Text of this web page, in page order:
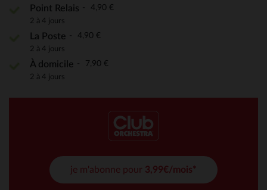
Point Relais 4,90 €
2 à 4 jours
La Poste 4,90 €
2 à 4 jours
À domicile 7,90 €
2 à 4 jours
je m'abonne pour 3,99€/mois*